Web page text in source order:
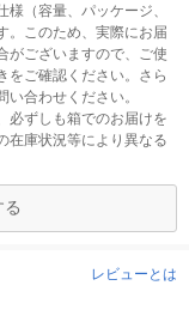
（容量、パッケージ、
。このため、実際にお届
がございますので、ご使
をご確認ください。さら
合わせください。
必ずしも箱でのお届けを
在庫状況等により異なる
レビューとは